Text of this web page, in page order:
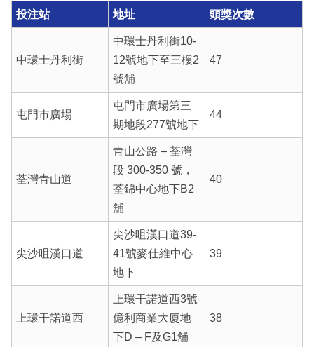
投注站 地址 頭獎次數
中環士丹利街
中環士丹利街10-
12號地下至三樓2
號舖
47
屯門市廣場
屯門市廣場第三
期地段277號地下
44
荃灣青山道
青山公路 – 荃灣
段 300-350 號，
荃錦中心地下B2
舖
40
尖沙咀漢口道
尖沙咀漢口道39-
41號麥仕維中心
地下
39
上環干諾道西
上環干諾道西3號
億利商業大廈地
下D – F及G1舖
38